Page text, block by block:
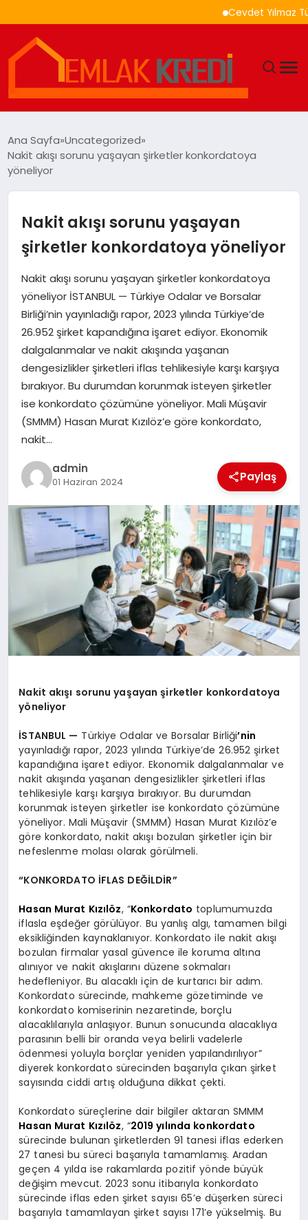
Cevdet Yılmaz
EKONOMI
MAGAZIN
SAĞLIK
SIYASET
SPOR
TEKNOLOJI
Ana Sayfa Uncategorized
Nakit akışı sorunu yaşayan şirketler konkordatoya
yöneliyor
Nakit akışı sorunu yaşayan
şirketler konkordatoya yöneliyor
Nakit akışı sorunu yaşayan şirketler konkordatoya
yöneliyor İSTANBUL — Türkiye Odalar ve Borsalar
Birliği’nin yayınladığı rapor, 2023 yılında Türkiye’de
26.952 şirket kapandığına işaret ediyor. Ekonomik
dalgalanmalar ve nakit akışında yaşanan
dengesizlikler şirketleri iflas tehlikesiyle karşı karşıya
bırakıyor. Bu durumdan korunmak isteyen şirketler
ise konkordato çözümüne yöneliyor. Mali Müşavir
(SMMM) Hasan Murat Kızılöz’e göre konkordato,
nakit…
admin
01 Haziran 2024 Paylaş
Nakit akışı sorunu yaşayan şirketler konkordatoya
yöneliyor
İSTANBUL — Türkiye Odalar ve Borsalar Birliği’nin
yayınladığı rapor, 2023 yılında Türkiye’de 26.952 şirket
kapandığına işaret ediyor. Ekonomik dalgalanmalar ve
nakit akışında yaşanan dengesizlikler şirketleri iflas
tehlikesiyle karşı karşıya bırakıyor. Bu durumdan
korunmak isteyen şirketler ise konkordato çözümüne
yöneliyor. Mali Müşavir (SMMM) Hasan Murat Kızılöz’e
göre konkordato, nakit akışı bozulan şirketler için bir
nefeslenme molası olarak görülmeli.
“KONKORDATO İFLAS DEĞİLDİR”
Hasan Murat Kızılöz, “Konkordato toplumumuzda
iflasla eşdeğer görülüyor. Bu yanlış algı, tamamen bilgi
eksikliğinden kaynaklanıyor. Konkordato ile nakit akışı
bozulan firmalar yasal güvence ile koruma altına
alınıyor ve nakit akışlarını düzene sokmaları
hedefleniyor. Bu alacaklı için de kurtarıcı bir adım.
Konkordato sürecinde, mahkeme gözetiminde ve
konkordato komiserinin nezaretinde, borçlu
alacaklılarıyla anlaşıyor. Bunun sonucunda alacaklıya
parasının belli bir oranda veya belirli vadelerle
ödenmesi yoluyla borçlar yeniden yapılandırılıyor”
diyerek konkordato sürecinden başarıyla çıkan şirket
sayısında ciddi artış olduğuna dikkat çekti.
Konkordato süreçlerine dair bilgiler aktaran SMMM
Hasan Murat Kızılöz, “2019 yılında konkordato
sürecinde bulunan şirketlerden 91 tanesi iflas ederken
27 tanesi bu süreci başarıyla tamamlamış. Aradan
geçen 4 yılda ise rakamlarda pozitif yönde büyük
değişim mevcut. 2023 sonu itibarıyla konkordato
sürecinde iflas eden şirket sayısı 65’e düşerken süreci
başarıyla tamamlayan şirket sayısı 171’e yükselmiş. Bu